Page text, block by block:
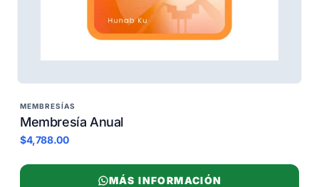
MEMBRESÍAS
Membresía Anual
$4,788.00
MÁS INFORMACIÓN